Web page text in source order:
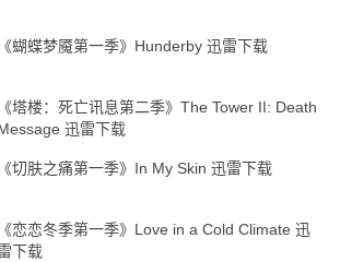
《蝴蝶梦魇第一季》Hunderby 迅雷下载
《塔楼：死亡讯息第二季》The Tower II: Death
迅雷下载
《切肤之痛第一季》In My Skin 迅雷下载
《恋恋冬季第一季》Love in a Cold Climate 迅
下载